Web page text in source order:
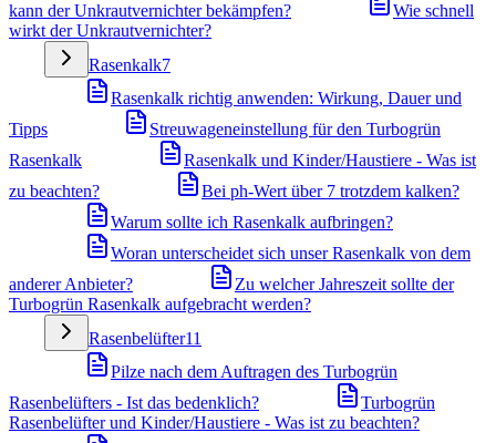
kann der Unkrautvernichter bekämpfen?
Wie schnell
wirkt der Unkrautvernichter?
Rasenkalk7
Rasenkalk richtig anwenden: Wirkung, Dauer und
Tipps
Streuwageneinstellung für den Turbogrün
Rasenkalk
Rasenkalk und Kinder/Haustiere - Was ist
zu beachten?
Bei ph-Wert über 7 trotzdem kalken?
Warum sollte ich Rasenkalk aufbringen?
Woran unterscheidet sich unser Rasenkalk von dem
anderer Anbieter?
Zu welcher Jahreszeit sollte der
Turbogrün Rasenkalk aufgebracht werden?
Rasenbelüfter11
Pilze nach dem Auftragen des Turbogrün
Rasenbelüfters - Ist das bedenklich?
Turbogrün
Rasenbelüfter und Kinder/Haustiere - Was ist zu beachten?